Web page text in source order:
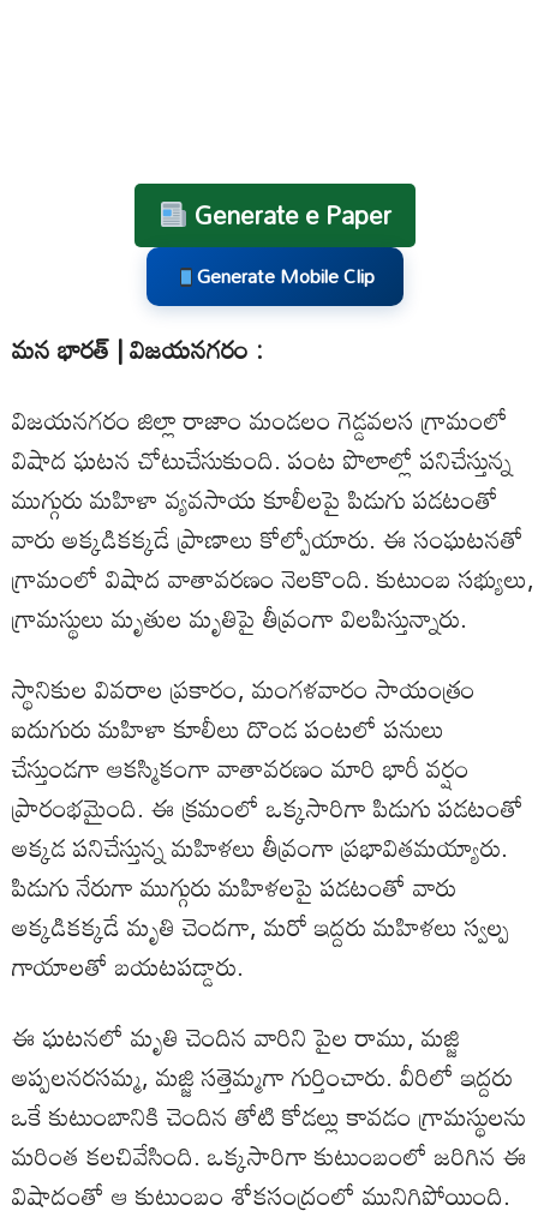
Generate e Paper
Generate Mobile Clip
మన భారత్ | విజయనగరం :
విజయనగరం జిల్లా రాజాం మండలం గెడ్డవలస గ్రామంలో
విషాద ఘటన చోటుచేసుకుంది. పంట పొలాల్లో పనిచేస్తున్న
ముగ్గురు మహిళా వ్యవసాయ కూలీలపై పిడుగు పడటంతో
వారు అక్కడికక్కడే ప్రాణాలు కోల్పోయారు. ఈ సంఘటనతో
గ్రామంలో విషాద వాతావరణం నెలకొంది. కుటుంబ సభ్యులు,
గ్రామస్థులు మృతుల మృతిపై తీవ్రంగా విలపిస్తున్నారు.
స్థానికుల వివరాల ప్రకారం, మంగళవారం సాయంత్రం
ఐదుగురు మహిళా కూలీలు దొండ పంటలో పనులు
చేస్తుండగా ఆకస్మికంగా వాతావరణం మారి భారీ వర్షం
ప్రారంభమైంది. ఈ క్రమంలో ఒక్కసారిగా పిడుగు పడటంతో
అక్కడ పనిచేస్తున్న మహిళలు తీవ్రంగా ప్రభావితమయ్యారు.
పిడుగు నేరుగా ముగ్గురు మహిళలపై పడటంతో వారు
అక్కడికక్కడే మృతి చెందగా, మరో ఇద్దరు మహిళలు స్వల్ప
గాయాలతో బయటపడ్డారు.
ఈ ఘటనలో మృతి చెందిన వారిని పైల రాము, మజ్జి
అప్పలనరసమ్మ, మజ్జి సత్తెమ్మగా గుర్తించారు. వీరిలో ఇద్దరు
ఒకే కుటుంబానికి చెందిన తోటి కోడల్లు కావడం గ్రామస్థులను
మరింత కలచివేసింది. ఒక్కసారిగా కుటుంబంలో జరిగిన ఈ
విషాదంతో ఆ కుటుంబం శోకసంద్రంలో మునిగిపోయింది.